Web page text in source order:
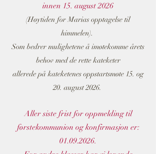
innen 15. august 2026
(Høytiden for Marias opptagelse til
himmelen).
Som bedrer mulighetene å imøtekomme årets
behov med de rette kateketer
allerede på kateketenes oppstartsmøte 15. og
20. august 2026.
Aller siste frist for oppmelding til
førstekommunion og konfirmasjon er:
01.09.2026.